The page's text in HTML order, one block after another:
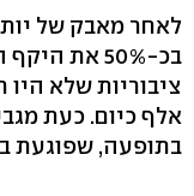
לאחר מאבק של
אלף כיום. כעת
בתופעה, שפוגעת